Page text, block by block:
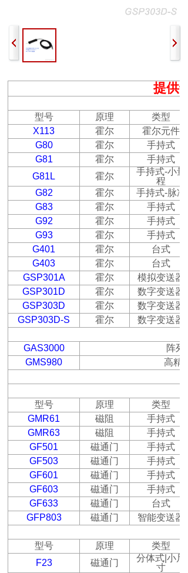
提供
型号 原理
类型
X113 霍尔
霍尔元件
G80
霍尔
手持式
G81
霍尔
手持式
G81L
霍尔 手持式-小量
程
G82
霍尔 手持式-脉冲
G83
霍尔
手持式
G92
霍尔
手持式
G93
霍尔
手持式
G401
霍尔
台式
G403
霍尔
台式
GSP301A
霍尔
模拟变送器
GSP301D
霍尔
数字变送器
GSP303D
霍尔
数字变送器
GSP303D-S
霍尔 数字变送器
GAS3000
阵列
GMS980
高精
型号 原理
类型
GMR61
磁阻
手持式
GMR63
磁阻
手持式
GF501
磁通门
手持式
GF503
磁通门
手持式
GF601
磁通门
手持式
GF603
磁通门
手持式
GF633
磁通门
台式
GFP803
磁通门 智能变送器
型号 原理
类型
F23
磁通门 分体式 小尺
寸